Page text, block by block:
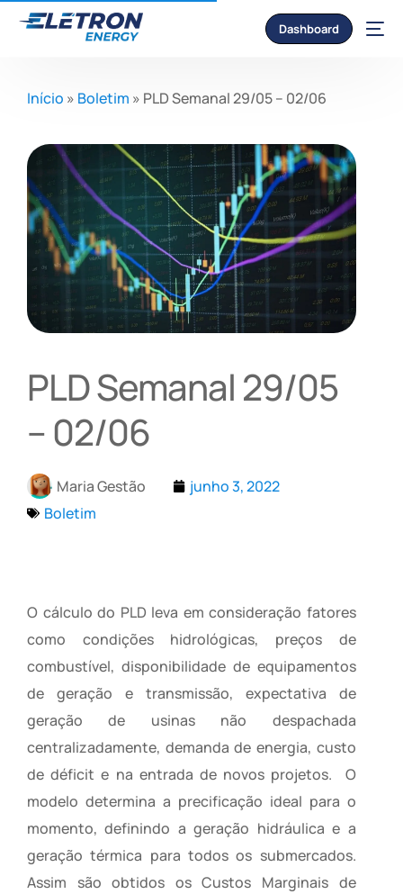
Dashboard
Início » Boletim » PLD Semanal 29/05 – 02/06
PLD Semanal 29/05
– 02/06
Maria Gestão
junho 3, 2022
Boletim
O cálculo do PLD leva em consideração fatores
como condições hidrológicas, preços de
combustível, disponibilidade de equipamentos
de geração e transmissão, expectativa de
geração de usinas não despachada
centralizadamente, demanda de energia, custo
de déficit e na entrada de novos projetos. O
modelo determina a precificação ideal para o
momento, definindo a geração hidráulica e a
geração térmica para todos os submercados.
Assim são obtidos os Custos Marginais de